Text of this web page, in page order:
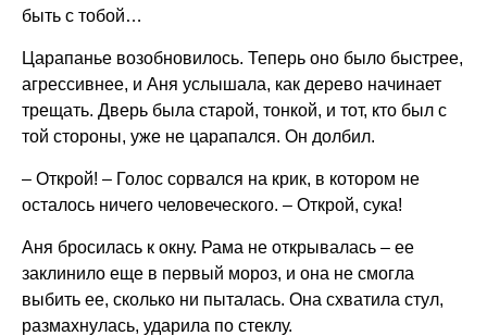
быть с тобой…
Царапанье возобновилось. Теперь оно было быстрее,
агрессивнее, и Аня услышала, как дерево начинает
трещать. Дверь была старой, тонкой, и тот, кто был с
той стороны, уже не царапался. Он долбил.
– Открой! – Голос сорвался на крик, в котором не
осталось ничего человеческого. – Открой, сука!
Аня бросилась к окну. Рама не открывалась – ее
заклинило еще в первый мороз, и она не смогла
выбить ее, сколько ни пыталась. Она схватила стул,
размахнулась, ударила по стеклу.